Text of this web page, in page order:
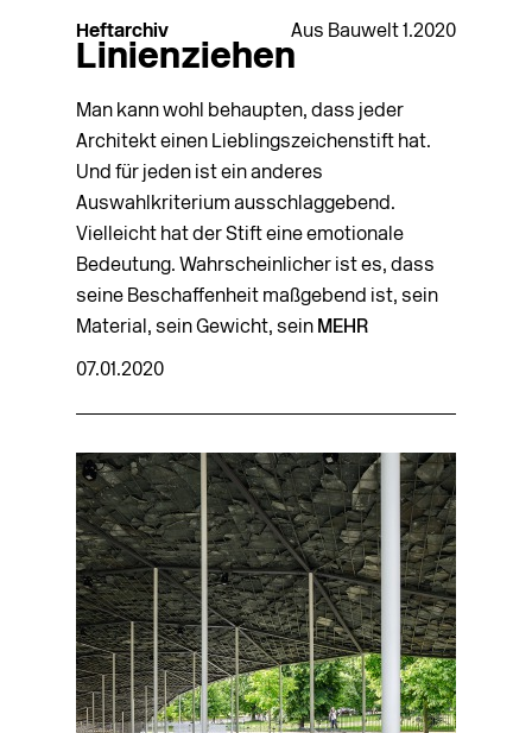
Heftarchiv Aus Bauwelt 1.2020
Linienziehen
Man kann wohl behaupten, dass jeder
Architekt einen Lieblingszeichenstift hat.
Und für jeden ist ein anderes
Auswahlkriterium ausschlaggebend.
Vielleicht hat der Stift eine emotionale
Bedeutung. Wahrscheinlicher ist es, dass
seine Beschaffenheit maßgebend ist, sein
Material, sein Gewicht, sein MEHR
07.01.2020